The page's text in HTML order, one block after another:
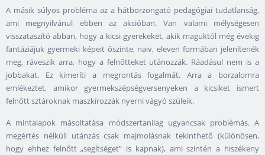
A másik súlyos probléma az a hátborzongató pedagógiai tudatlanság,
ami megnyilvánul ebben az akcióban. Van valami mélységesen
visszataszító abban, hogy a kicsi gyerekeket, akik maguktól még évekig
fantáziájuk gyermeki képeit őszinte, naiv, eleven formában jelenítenék
meg, ráveszik arra, hogy a felnőtteket utánozzák. Ráadásul nem is a
jobbakat. Ez kimeríti a megrontás fogalmát. Arra a borzalomra
emlékeztet, amikor gyermekszépségversenyeken a kicsiket ismert
felnőtt sztároknak maszkírozzák nyerni vágyó szüleik.
A mintalapok másoltatása módszertanilag ugyancsak problémás. A
megértés nélküli utánzás csak majmolásnak tekinthető (különösen,
hogy ehhez felnőtt „segítséget” is kapnak), ami szintén a hiszékeny